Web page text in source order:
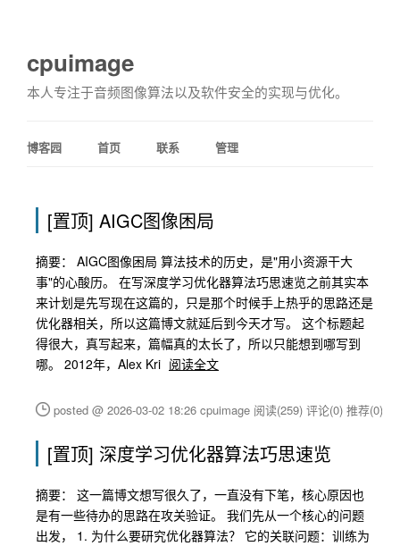
cpuimage
本人专注于音频图像算法以及软件安全的实现与优化。
博客园 首页 联系 管理
[置顶] AIGC图像困局
摘要： AIGC图像困局 算法技术的历史，是"用小资源干大
事"的心酸历。 在写深度学习优化器算法巧思速览之前其实本
来计划是先写现在这篇的，只是那个时候手上热乎的思路还是
优化器相关，所以这篇博文就延后到今天才写。 这个标题起
得很大，真写起来，篇幅真的太长了，所以只能想到哪写到
哪。 2012年，Alex Kri 阅读全文
posted @ 2026-03-02 18:26 cpuimage 阅读(259) 评论(0) 推荐(0)
[置顶] 深度学习优化器算法巧思速览
摘要： 这一篇博文想写很久了，一直没有下笔，核心原因也
是有一些待办的思路在攻关验证。 我们先从一个核心的问题
出发， 1. 为什么要研究优化器算法？ 它的关联问题：训练为